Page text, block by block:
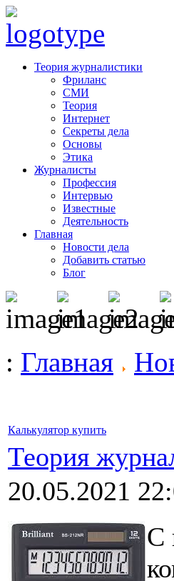
Теория журналистики
Фриланс
СМИ
Теория
Интернет
Секреты дела
Основы
Этика
Журналисты
Профессия
Интервью
Известные
Деятельность
Главная
Новости дела
Добавить статью
Блог
: Главная
Калькулятор купить
Теория
20.05.2021
С